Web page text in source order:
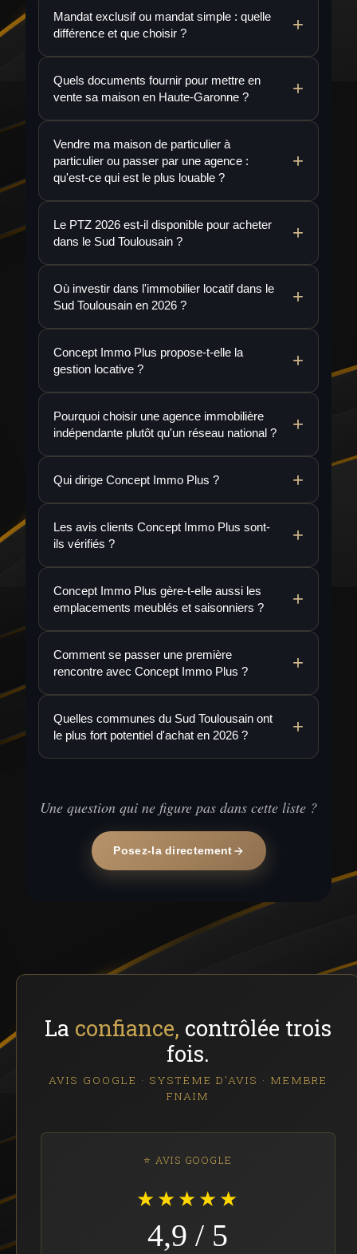
Mandat exclusif ou mandat simple : quelle
différence et que choisir ?
Quels documents fournir pour mettre en
vente sa maison en Haute-Garonne ?
Vendre ma maison de particulier à
particulier ou passer par une agence :
qu'est-ce qui est le plus louable ?
Le PTZ 2026 est-il disponible pour acheter
dans le Sud Toulousain ?
Où investir dans l'immobilier locatif dans le
Sud Toulousain en 2026 ?
Concept Immo Plus propose-t-elle la
gestion locative ?
Pourquoi choisir une agence immobilière
indépendante plutôt qu'un réseau national ?
Qui dirige Concept Immo Plus ?
Les avis clients Concept Immo Plus sont-
ils vérifiés ?
Concept Immo Plus gère-t-elle aussi les
emplacements meublés et saisonniers ?
Comment se passer une première
rencontre avec Concept Immo Plus ?
Quelles communes du Sud Toulousain ont
le plus fort potentiel d'achat en 2026 ?
Une question qui ne figure pas dans cette liste ?
Posez-la directement
La confiance, contrôlée trois
fois.
AVIS GOOGLE · SYSTÈME D'AVIS · MEMBRE
FNAIM
⭐ AVIS GOOGLE
★★★★★
4,9 / 5